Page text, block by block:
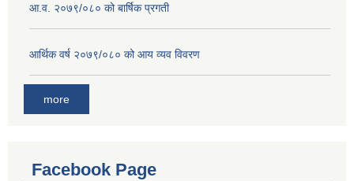
आ.व. २०७९/०८० को बार्षिक प्रगती
आर्थिक वर्ष २०७९/०८० को आय व्यव विवरण
more
Facebook Page